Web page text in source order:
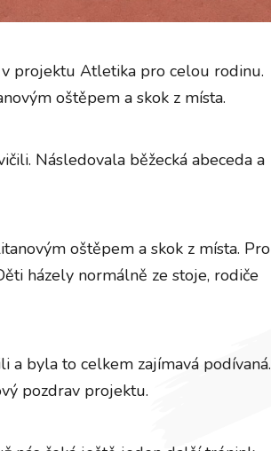
projektu Atletika pro celou rodinu.
oštěpem a skok z místa.
Následovala běžecká abeceda a
oštěpem a skok z místa. Pro
házely normálně ze stoje, rodiče
a byla to celkem zajímavá podívaná.
pozdrav projektu.